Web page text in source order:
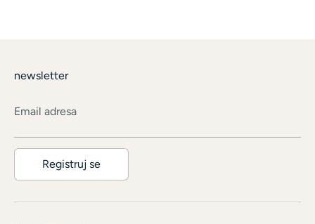
newsletter
Email adresa
Registruj se